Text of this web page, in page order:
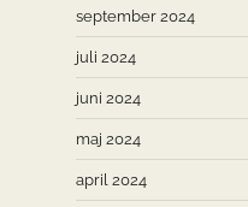
september 2024
juli 2024
juni 2024
maj 2024
april 2024